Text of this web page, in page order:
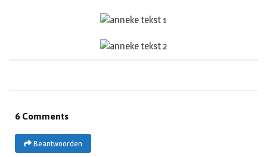
6 Comments
Beantwoorden